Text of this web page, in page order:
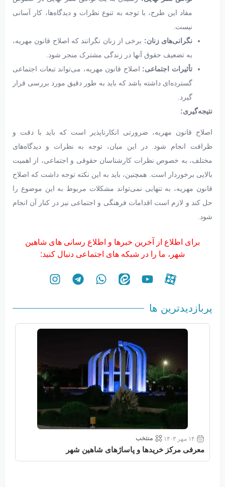
مفاد این طرح، با توجه به تنوع نظرات و دیدگاه‌ها، کار آسانی
نیست.
نگرانی‌های زنان: برخی از زنان نگرانند که اصلاح قانون مهریه،
به تضعیف حقوق آنها در زندگی مشترک منجر شود.
تأثیرات اجتماعی: اصلاح قانون مهریه، می‌تواند تبعات اجتماعی
گسترده‌ای داشته باشد که باید به طور دقیق مورد بررسی قرار
گیرد.
نتیجه‌گیری:
اصلاح قانون مهریه، ضرورتی انکارناپذیر است که باید با دقت و
ظرافت انجام شود. در این میان، توجه به نظرات و دیدگاه‌های
مختلف، به خصوص نظرات کارشناسان حقوقی و اجتماعی، از اهمیت
بالایی برخوردار است. همچنین، باید به این نکته توجه داشت که اصلاح
قانون مهریه، به تنهایی نمی‌تواند مشکلات مربوط به این موضوع را
حل کند و لازم است اقدامات فرهنگی و اجتماعی نیز در کنار آن انجام
شود.
برای اطلاع از آخرین خبرها و اطلاع رسانی های شاهین
شهر، ما را در شبکه های اجتماعی دنبال کنید:
پربازدیدترین ها
۱۴ مهر ۱۴۰۳ منتخب
معرفی مرکز خریدها و پاساژهای شاهین شهر